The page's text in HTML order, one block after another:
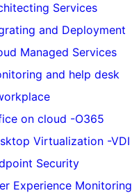
Services
and Deployment
Managed Services
and help desk
on cloud -O365
Virtualization -VDI
Security
Experience Monitoring